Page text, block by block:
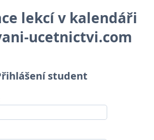
lekcí v kalendáři
ucetnictvi.com
student